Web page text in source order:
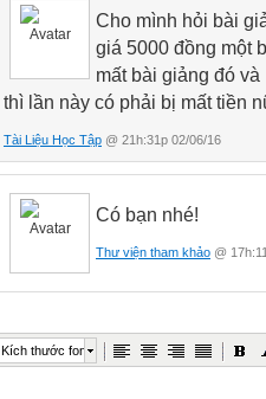
mầu và tô mầu cho ô tô. 3 .
tạo ra sản phẩm và biết giữ
ra khỏi ô tô. Trang bìa
Trang bìa:
TẠO HÌNH Mục đích-yêu cầu
Mục tiêu:
1 . Kiến thức: - Sau khi học
yêu... 2 . Kỹ năng: - Rèn cho
ngắn. - Trẻ chọn giấy mầu. 3
học, tạo ra sản phẩm và biết
Trò chơi: Trò chơi Ô cửa bí
Cho mình hỏi bài
giá 5000 đồng một
mất bài giảng đó
thì lần này có phải bị mất tiền
Tài Liệu Học Tập @ 21h:31p 02/06/16
Có bạn nhé!
Thư viện tham khảo @
Kích thước font